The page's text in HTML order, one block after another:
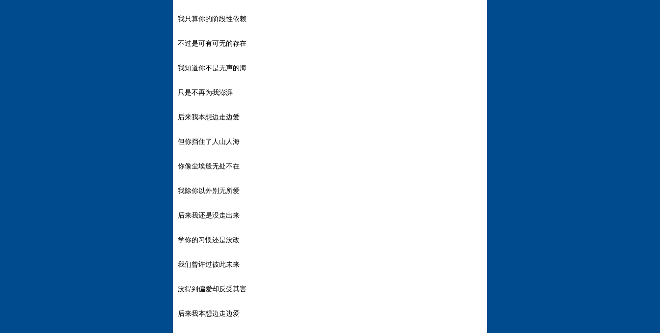
我只算你的阶段性依赖
不过是可有可无的存在
我知道你不是无声的海
只是不再为我澎湃
后来我本想边走边爱
但你挡住了人山人海
你像尘埃般无处不在
我除你以外别无所爱
后来我还是没走出来
学你的习惯还是没改
我们曾许过彼此未来
没得到偏爱却反受其害
后来我本想边走边爱